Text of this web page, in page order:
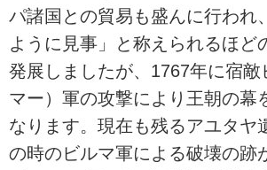
パ諸国との貿易も盛んに行われ
ように見事」と称えられるほど
発展しましたが、1767年に宿敵
マー）軍の攻撃により王朝の幕
なります。現在も残るアユタヤ
の時のビルマ軍による破壊の跡